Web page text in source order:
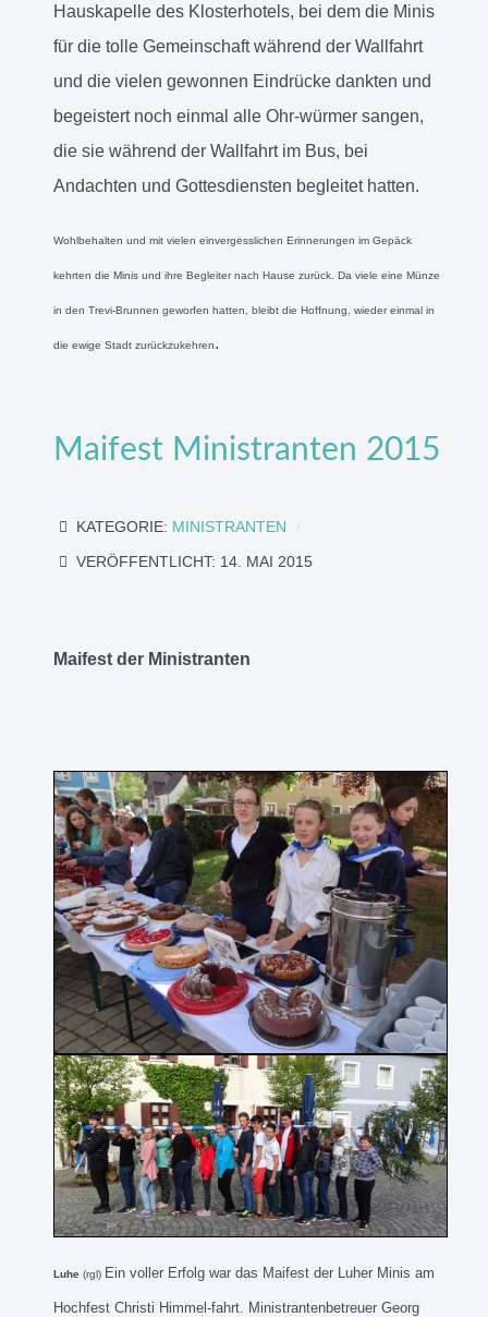
Hauskapelle des Klosterhotels, bei dem die Minis
für die tolle Gemeinschaft während der Wallfahrt
und die vielen gewonnen Eindrücke dankten und
begeistert noch einmal alle Ohr-würmer sangen,
die sie während der Wallfahrt im Bus, bei
Andachten und Gottesdiensten begleitet hatten.
Wohlbehalten und mit vielen einvergesslichen Erinnerungen im Gepäck
kehrten die Minis und ihre Begleiter nach Hause zurück. Da viele eine Münze
in den Trevi-Brunnen geworfen hatten, bleibt die Hoffnung, wieder einmal in
die ewige Stadt zurückzukehren.
Maifest Ministranten 2015
KATEGORIE: MINISTRANTEN
VERÖFFENTLICHT: 14. MAI 2015
Maifest der Ministranten
Luhe (rgl) Ein voller Erfolg war das Maifest der Luher Minis am
Hochfest Christi Himmel-fahrt. Ministrantenbetreuer Georg